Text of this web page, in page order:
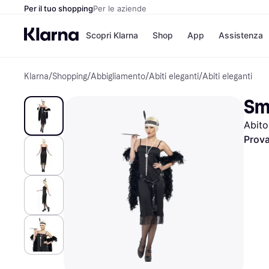
Per il tuo shoppingPer le aziende
Scopri Klarna
Opzioni di
Paga dopo 30 giorni
Finanziamento
Shop
Negozi
Unieuro
Media
eBay
Zalando
App Assistenza
Klarna/Shopping/Abbigliamento/Abiti eleganti/Abiti eleganti